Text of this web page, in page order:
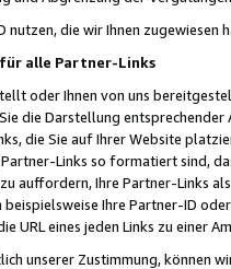
nutzen, die wir Ihnen zugewiesen
alle Partner-Links
oder Ihnen von uns
die Darstellung
die Sie auf Ihrer Website
Links so formatiert sind,
auffordern, Ihre Partner-Links
Ihre Partner-ID
URL eines jeden Links zu einer
unserer Zustimmung, können